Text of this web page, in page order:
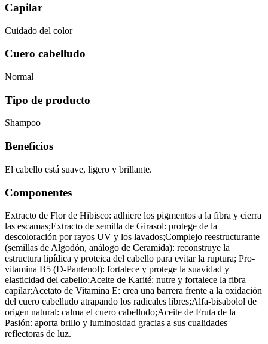
Capilar
Cuidado del color
Cuero cabelludo
Normal
Tipo de producto
Shampoo
Beneficios
El cabello está suave, ligero y brillante.
Componentes
Extracto de Flor de Hibisco: adhiere los pigmentos a la fibra y cierra
las escamas;Extracto de semilla de Girasol: protege de la
descoloración por rayos UV y los lavados;Complejo reestructurante
(semillas de Algodón, análogo de Ceramida): reconstruye la
estructura lipídica y proteica del cabello para evitar la ruptura; Pro-
vitamina B5 (D-Pantenol): fortalece y protege la suavidad y
elasticidad del cabello;Aceite de Karité: nutre y fortalece la fibra
capilar;Acetato de Vitamina E: crea una barrera frente a la oxidación
del cuero cabelludo atrapando los radicales libres;Alfa-bisabolol de
origen natural: calma el cuero cabelludo;Aceite de Fruta de la
Pasión: aporta brillo y luminosidad gracias a sus cualidades
reflectoras de luz.